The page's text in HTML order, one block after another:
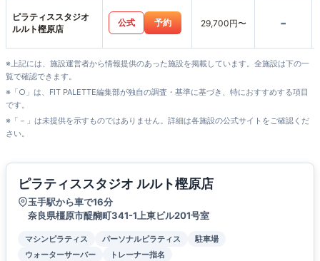
ピラティススタジオ
ルルト樫原店
公式 予約 29,700円〜 -
※上記には、施設運営者から情報提供のあった施設を掲載しています。全施設は下の一
覧で確認できます。
※「○」は、FIT PALETTE編集部が独自の調査・基準に基づき、特におすすめする項目
です。
※「－」は未提供を示すものではありません。詳細は各施設の公式サイトをご確認くだ
さい。
ピラティススタジオ ルルト樫原店
玉手駅から車で16分
奈良県橿原市醍醐町341-1上東ビル201号室
マシンピラティス パーソナルピラティス
駐車場
ウォーターサーバー
トレーナー指名